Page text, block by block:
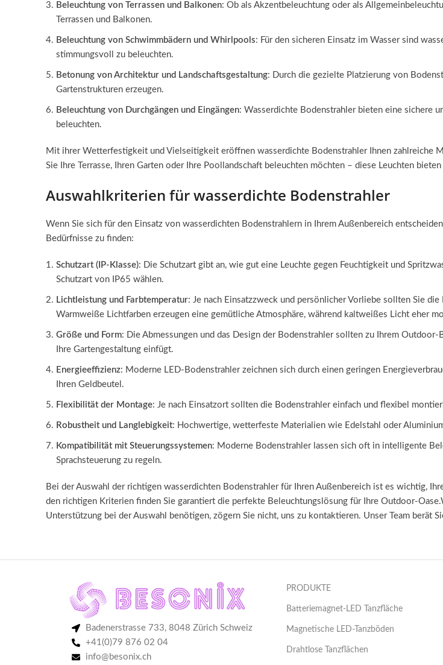
Beleuchtung von Terrassen und Balkonen: Ob als Akzentbeleuchtung oder als
Terrassen und Balkonen.
Beleuchtung von Schwimmbädern und Whirlpools: Für den sicheren Einsatz im Wasser sind
stimmungsvoll zu beleuchten.
Betonung von Architektur und Landschaftsgestaltung: Durch die gezielte Platzierung von
Gartenstrukturen erzeugen.
Beleuchtung von Durchgängen und Eingängen: Wasserdichte Bodenstrahler bieten eine sichere
beleuchten.
Mit ihrer Wetterfestigkeit und Vielseitigkeit eröffnen wasserdichte Bodenstrahler Ihnen zahlreiche
Sie Ihre Terrasse, Ihren Garten oder Ihre Poollandschaft beleuchten möchten – diese Leuchten
Auswahlkriterien für wasserdichte Bodenstrahler
Wenn Sie sich für den Einsatz von wasserdichten Bodenstrahlern in Ihrem Außenbereich
Bedürfnisse zu finden:
Schutzart (IP-Klasse): Die Schutzart gibt an, wie gut eine Leuchte gegen Feuchtigkeit und
Schutzart von IP65 wählen.
Lichtleistung und Farbtemperatur: Je nach Einsatzzweck und persönlicher Vorliebe sollten Sie
Warmweiße Lichtfarben erzeugen eine gemütliche Atmosphäre, während kaltweißes Licht eher
Größe und Form: Die Abmessungen und das Design der Bodenstrahler sollten zu Ihrem
Ihre Gartengestaltung einfügt.
Energieeffizienz: Moderne LED-Bodenstrahler zeichnen sich durch einen geringen
Ihren Geldbeutel.
Flexibilität der Montage: Je nach Einsatzort sollten die Bodenstrahler einfach und flexibel
Robustheit und Langlebigkeit: Hochwertige, wetterfeste Materialien wie Edelstahl oder
Kompatibilität mit Steuerungssystemen: Moderne Bodenstrahler lassen sich oft in intelligente
Sprachsteuerung zu regeln.
Bei der Auswahl der richtigen wasserdichten Bodenstrahler für Ihren Außenbereich ist es wichtig,
den richtigen Kriterien finden Sie garantiert die perfekte Beleuchtungslösung für Ihre Outdoor-
Unterstützung bei der Auswahl benötigen, zögern Sie nicht, uns zu kontaktieren. Unser Team berät
Badenerstrasse 733, 8048 Zürich Schweiz
+41(0)79 876 02 04
info@besonix.ch
PRODUKTE
Batteriemagnet-LED Tanzfläche
Magnetische LED-Tanzböden
Drahtlose Tanzflächen